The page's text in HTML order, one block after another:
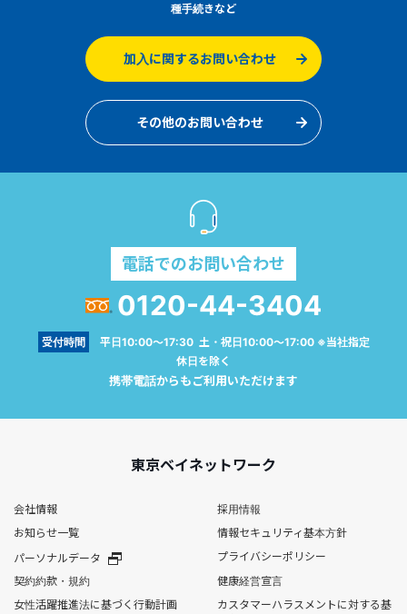
種手続きなど
加入に関するお問い合わせ
その他のお問い合わせ
電話でのお問い合わせ
0120-44-3404
受付時間
平日10:00～17:30 土・祝日10:00～17:00 ※当社指定
休日を除く
携帯電話からもご利用いただけます
東京ベイネットワーク
会社情報
採用情報
お知らせ一覧
情報セキュリティ基本方針
パーソナルデータ
プライバシーポリシー
契約約款・規約
健康経営宣言
女性活躍推進法に基づく行動計画
カスタマーハラスメントに対する基